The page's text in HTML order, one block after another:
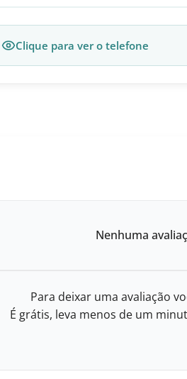
Clique para ver o telefone
Nenhuma
Para deixar uma avaliação
É grátis, leva menos de um